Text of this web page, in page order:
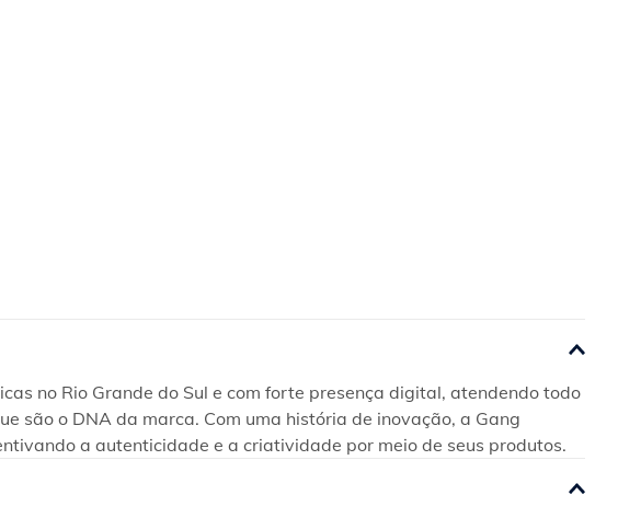
no Rio Grande do Sul e com forte presença digital, atendendo todo
são o DNA da marca. Com uma história de inovação, a Gang
a autenticidade e a criatividade por meio de seus produtos.